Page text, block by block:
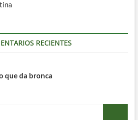
RECIENTES
que da bronca